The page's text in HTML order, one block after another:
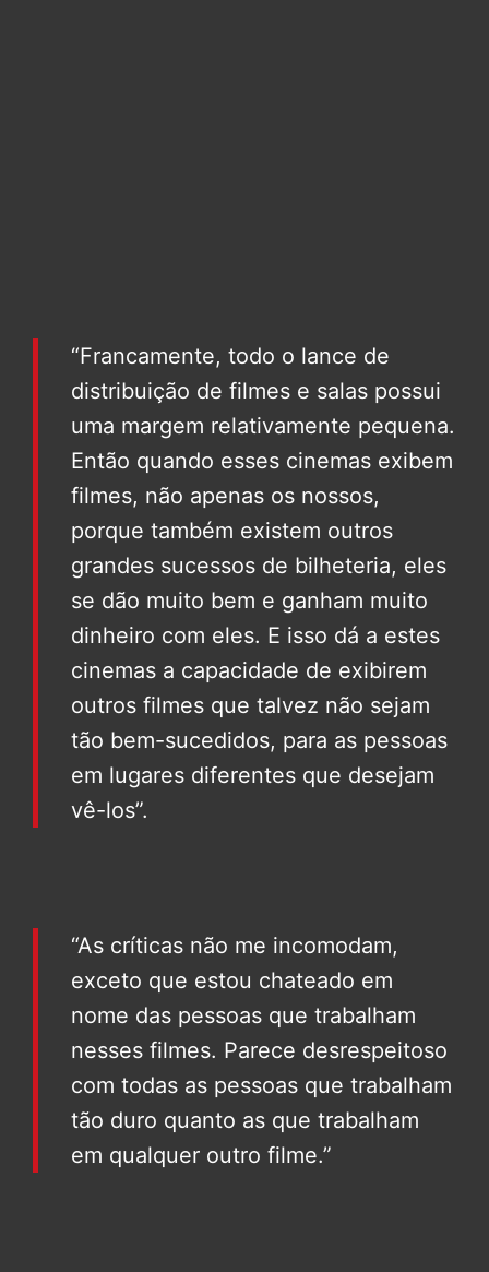
“Francamente, todo o lance de
distribuição de filmes e salas possui
uma margem relativamente pequena.
Então quando esses cinemas exibem
filmes, não apenas os nossos,
porque também existem outros
grandes sucessos de bilheteria, eles
se dão muito bem e ganham muito
dinheiro com eles. E isso dá a estes
cinemas a capacidade de exibirem
outros filmes que talvez não sejam
tão bem-sucedidos, para as pessoas
em lugares diferentes que desejam
vê-los”.
“As críticas não me incomodam,
exceto que estou chateado em
nome das pessoas que trabalham
nesses filmes. Parece desrespeitoso
com todas as pessoas que trabalham
tão duro quanto as que trabalham
em qualquer outro filme.”